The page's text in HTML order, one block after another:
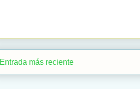
Entrada más reciente